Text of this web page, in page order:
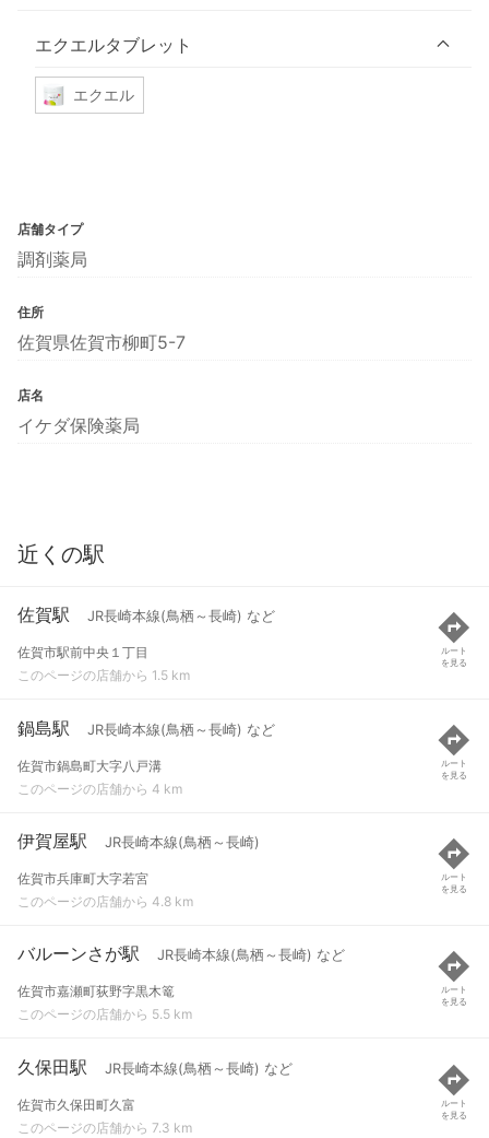
エクエルタブレット
エクエル
店舗タイプ
調剤薬局
住所
佐賀県佐賀市柳町5-7
店名
イケダ保険薬局
近くの駅
佐賀駅 JR長崎本線(鳥栖～長崎) など
佐賀市駅前中央１丁目
このページの店舗から 1.5 km
ルート
を見る
鍋島駅 JR長崎本線(鳥栖～長崎) など
佐賀市鍋島町大字八戸溝
このページの店舗から 4 km
ルート
を見る
伊賀屋駅 JR長崎本線(鳥栖～長崎)
佐賀市兵庫町大字若宮
このページの店舗から 4.8 km
ルート
を見る
バルーンさが駅 JR長崎本線(鳥栖～長崎) など
佐賀市嘉瀬町荻野字黒木篭
このページの店舗から 5.5 km
ルート
を見る
久保田駅 JR長崎本線(鳥栖～長崎) など
佐賀市久保田町久富
このページの店舗から 7.3 km
ルート
を見る